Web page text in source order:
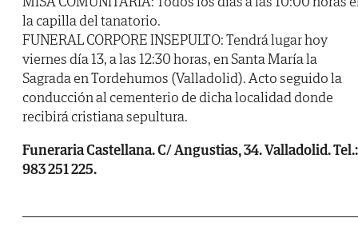
la capilla del tanatorio.
FUNERAL CORPORE INSEPULTO: Tendrá lugar hoy
viernes día 13, a las 12:30 horas, en Santa María la
Sagrada en Tordehumos (Valladolid). Acto seguido la
conducción al cementerio de dicha localidad donde
recibirá cristiana sepultura.
Funeraria Castellana. C/ Angustias, 34. Valladolid. Tel.:
983 251 225.